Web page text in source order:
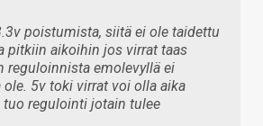
poistumista, siitä ei ole taidettu
pitkiin aikoihin jos virrat taas
reguloinnista emolevyllä ei
5v toki virrat voi olla aika
regulointi jotain tulee